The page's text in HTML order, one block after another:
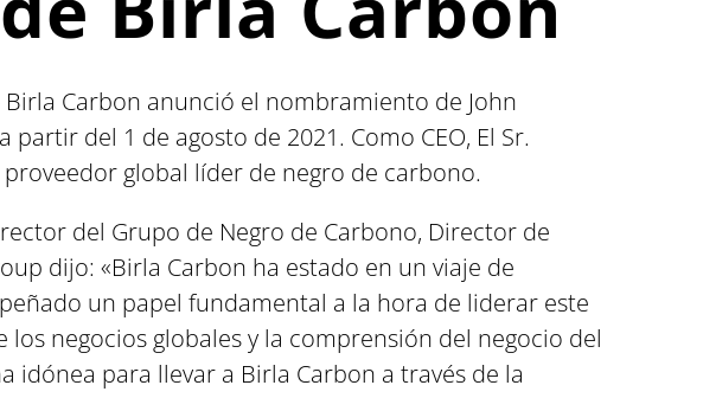
Birla Carbon anunció el nombramiento de John
del 1 de agosto de 2021. Como CEO, El Sr.
global líder de negro de carbono.
del Grupo de Negro de Carbono, Director de
dijo: «Birla Carbon ha estado en un viaje de
un papel fundamental a la hora de liderar este
negocios globales y la comprensión del negocio del
idónea para llevar a Birla Carbon a través de la